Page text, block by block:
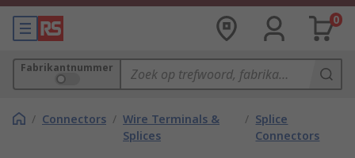
0
Fabrikantnummer
/ Connectors / Wire Terminals &
Splices
/ Splice
Connectors